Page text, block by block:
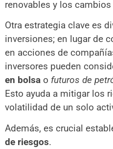
renovables y los
Otra estrategia clave es
inversiones; en lugar de
en acciones de
inversores pueden
en bolsa o futuros de
Esto ayuda a mitigar los
volatilidad de un solo
Además, es crucial
de riesgos.